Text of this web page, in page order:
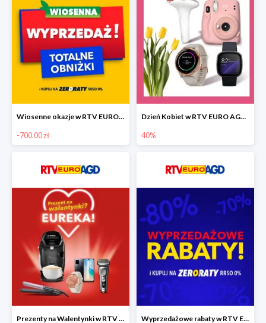
Wiosenne okazje w RTV EURO AGD do -700 zł
-700.00 zł
Dzień Kobiet w RTV EURO AGD do -40%
40%
Prezenty na Walentynki w RTV EURO AGD do -60% Wyprzedażowe rabaty w RTV EURO AGD do -80%